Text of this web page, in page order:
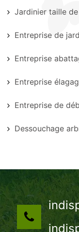
Jardinier taille
Entreprise de
Entreprise
Entreprise
Entreprise de
Dessouchage